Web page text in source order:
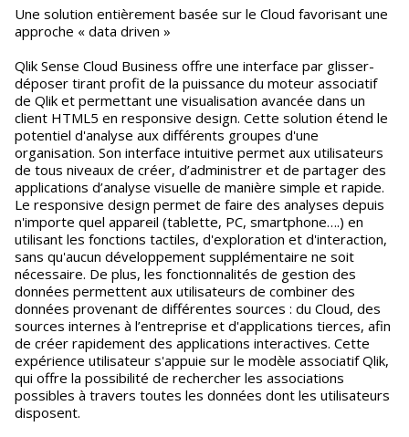
Une solution entièrement basée sur le Cloud favorisant une
approche « data driven »
Qlik Sense Cloud Business offre une interface par glisser-
déposer tirant profit de la puissance du moteur associatif
de Qlik et permettant une visualisation avancée dans un
client HTML5 en responsive design. Cette solution étend le
potentiel d'analyse aux différents groupes d'une
organisation. Son interface intuitive permet aux utilisateurs
de tous niveaux de créer, d’administrer et de partager des
applications d’analyse visuelle de manière simple et rapide.
Le responsive design permet de faire des analyses depuis
n'importe quel appareil (tablette, PC, smartphone….) en
utilisant les fonctions tactiles, d'exploration et d'interaction,
sans qu'aucun développement supplémentaire ne soit
nécessaire. De plus, les fonctionnalités de gestion des
données permettent aux utilisateurs de combiner des
données provenant de différentes sources : du Cloud, des
sources internes à l’entreprise et d'applications tierces, afin
de créer rapidement des applications interactives. Cette
expérience utilisateur s'appuie sur le modèle associatif Qlik,
qui offre la possibilité de rechercher les associations
possibles à travers toutes les données dont les utilisateurs
disposent.